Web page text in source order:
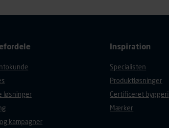
løsninger
og kampagner
Inspiration
Specialisten
Produktløsninger
Certificeret byggeri
Mærker